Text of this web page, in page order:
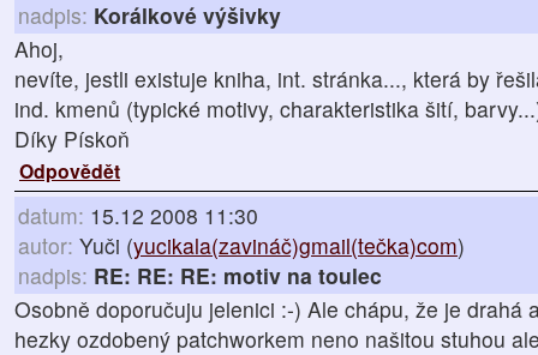
nadpis: Korálkové výšivky
Ahoj,
nevíte, jestli existuje kniha, int. stránka..., která by
ind. kmenů (typické motivy, charakteristika šití,
Díky Pískoň
Odpovědět
datum: 15.12 2008 11:30
autor: Yuči (yucikala(zavináč)gmail(tečka)com)
nadpis: RE: RE: RE: motiv na toulec
Osobně doporučuju jelenici :-) Ale chápu, že je drahá
hezky ozdobený patchworkem neno našitou stuhou